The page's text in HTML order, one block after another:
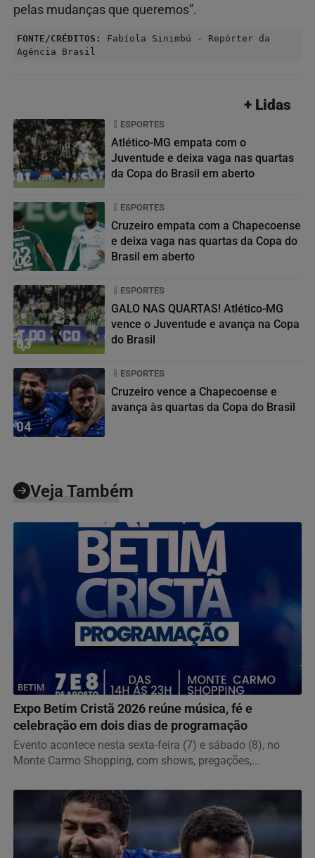
pelas mudanças que queremos”.
FONTE/CRÉDITOS:
Fabíola Sinimbú - Repórter da
Agência Brasil
+ Lidas
01
ESPORTES
Atlético-MG empata com o
Juventude e deixa vaga nas quartas
da Copa do Brasil em aberto
02
ESPORTES
Cruzeiro empata com a Chapecoense
e deixa vaga nas quartas da Copa do
Brasil em aberto
03
ESPORTES
GALO NAS QUARTAS! Atlético-MG
vence o Juventude e avança na Copa
do Brasil
04
ESPORTES
Cruzeiro vence a Chapecoense e
avança às quartas da Copa do Brasil
Veja Também
BETIM
Expo Betim Cristã 2026 reúne música, fé e
celebração em dois dias de programação
Evento acontece nesta sexta-feira (7) e sábado (8), no
Monte Carmo Shopping, com shows, pregações,...